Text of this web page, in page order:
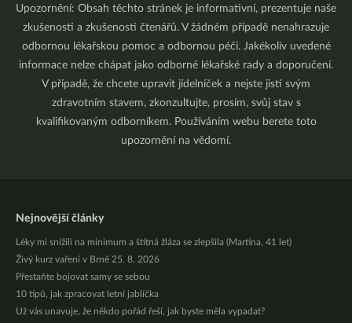
Upozornění: Obsah těchto stránek je informativní, prezentuje naše
zkušenosti a zkušenosti čtenářů. V žádném případě nenahrazuje
odbornou lékařskou pomoc a odbornou péči. Jakékoliv uvedené
informace nelze chápat jako odborné lékařské rady a doporučení.
V případě, že chcete upravit jídelníček a nejste jistí svým
zdravotním stavem, zkonzultujte, prosím, svůj stav s
kvalifikovaným odborníkem. Používáním webu berete toto
upozornění na vědomí.
Nejnovější články
Léky mi snížili na minimum a štítná žláza se zlepšila (Martina, 41 let)
Živý kurz vaření v Brně 25. 8. 2026
Přestaňte bojovat samy se sebou
10 tipů, jak zpracovat letní jablíčka
Už vás unavuje, že někdo pořád řeší, jak byste měla vypadat?